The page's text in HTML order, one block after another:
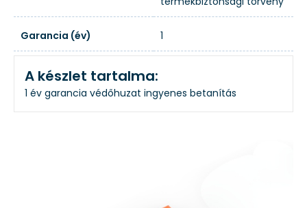
Garancia (év) 1
A készlet tartalma:
1 év garancia védőhuzat ingyenes betanítás